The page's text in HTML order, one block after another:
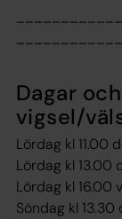
Dagar
vigsel/
Lördag kl 11.00
Lördag kl 13.00
Lördag kl 16.00
Söndag kl 13.30